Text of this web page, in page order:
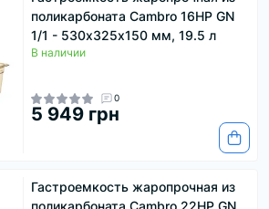
поликарбоната Cambro 16HP GN
1/1 - 530х325х150 мм, 19.5 л
В наличии
0
5 949 грн
Гастроемкость жаропрочная из
поликарбоната Cambro 22HP GN